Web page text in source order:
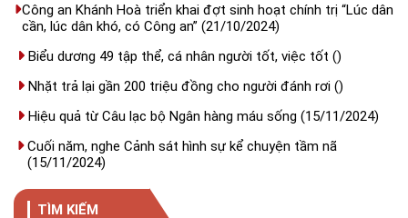
Công an Khánh Hoà triển khai đợt sinh hoạt chính trị “Lúc dân
cần, lúc dân khó, có Công an” (21/10/2024)
Biểu dương 49 tập thể, cá nhân người tốt, việc tốt ()
Nhặt trả lại gần 200 triệu đồng cho người đánh rơi ()
Hiệu quả từ Câu lạc bộ Ngân hàng máu sống (15/11/2024)
Cuối năm, nghe Cảnh sát hình sự kể chuyện tầm nã
(15/11/2024)
TÌM KIẾM